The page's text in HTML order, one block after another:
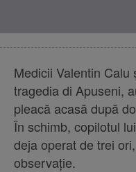
Medicii Valentin
tragedia di Apuseni,
pleacă acasă după
În schimb, copilotul
deja operat de trei
observaţie.